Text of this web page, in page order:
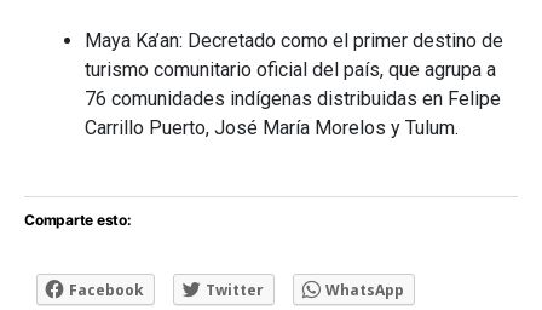
Maya Ka’an: Decretado como el primer destino de
turismo comunitario oficial del país, que agrupa a
76 comunidades indígenas distribuidas en Felipe
Carrillo Puerto, José María Morelos y Tulum.
Comparte esto:
Facebook Twitter WhatsApp